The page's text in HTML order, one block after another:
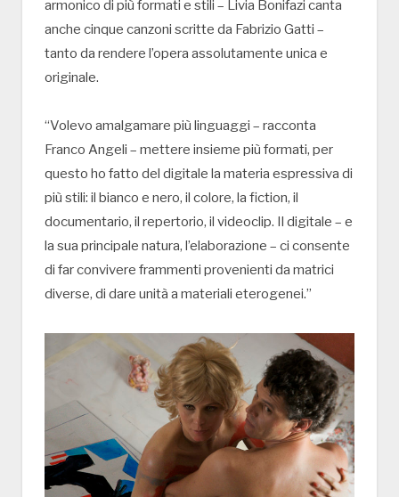
armonico di più formati e stili – Livia Bonifazi canta
anche cinque canzoni scritte da Fabrizio Gatti –
tanto da rendere l’opera assolutamente unica e
originale.
“Volevo amalgamare più linguaggi – racconta
Franco Angeli – mettere insieme più formati, per
questo ho fatto del digitale la materia espressiva di
più stili: il bianco e nero, il colore, la fiction, il
documentario, il repertorio, il videoclip. Il digitale – e
la sua principale natura, l’elaborazione – ci consente
di far convivere frammenti provenienti da matrici
diverse, di dare unità a materiali eterogenei.”